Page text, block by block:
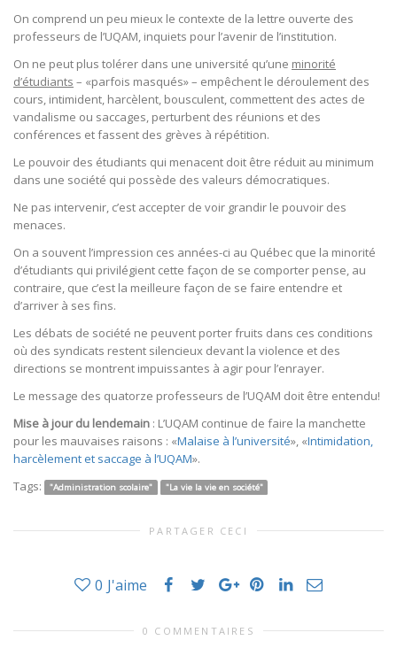
On comprend un peu mieux le contexte de la lettre ouverte des
professeurs de l’UQAM, inquiets pour l’avenir de l’institution.
On ne peut plus tolérer dans une université qu’une minorité
d’étudiants – «parfois masqués» – empêchent le déroulement des
cours, intimident, harcèlent, bousculent, commettent des actes de
vandalisme ou saccages, perturbent des réunions et des
conférences et fassent des grèves à répétition.
Le pouvoir des étudiants qui menacent doit être réduit au minimum
dans une société qui possède des valeurs démocratiques.
Ne pas intervenir, c’est accepter de voir grandir le pouvoir des
menaces.
On a souvent l’impression ces années-ci au Québec que la minorité
d’étudiants qui privilégient cette façon de se comporter pense, au
contraire, que c’est la meilleure façon de se faire entendre et
d’arriver à ses fins.
Les débats de société ne peuvent porter fruits dans ces conditions
où des syndicats restent silencieux devant la violence et des
directions se montrent impuissantes à agir pour l’enrayer.
Le message des quatorze professeurs de l’UQAM doit être entendu!
Mise à jour du lendemain : L’UQAM continue de faire la manchette
pour les mauvaises raisons : «Malaise à l’université», «Intimidation,
harcèlement et saccage à l’UQAM».
Tags:
"Administration scolaire" "La vie la vie en société"
PARTAGER CECI
0 J'aime
0 COMMENTAIRES